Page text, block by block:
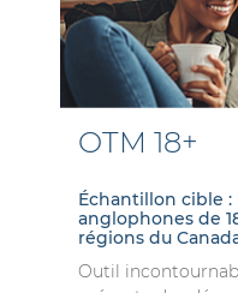
OTM 18+
Échantillon cible
anglophones de
régions du
Outil